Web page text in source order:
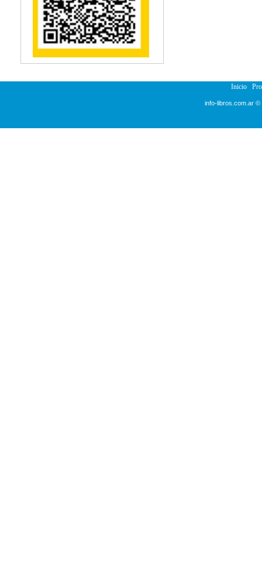
Reumatología
Salud Pública
Sección Medicina
Semiología
Terapia Ocupacional
Veterinaria
Inicio
info-libros.com.ar